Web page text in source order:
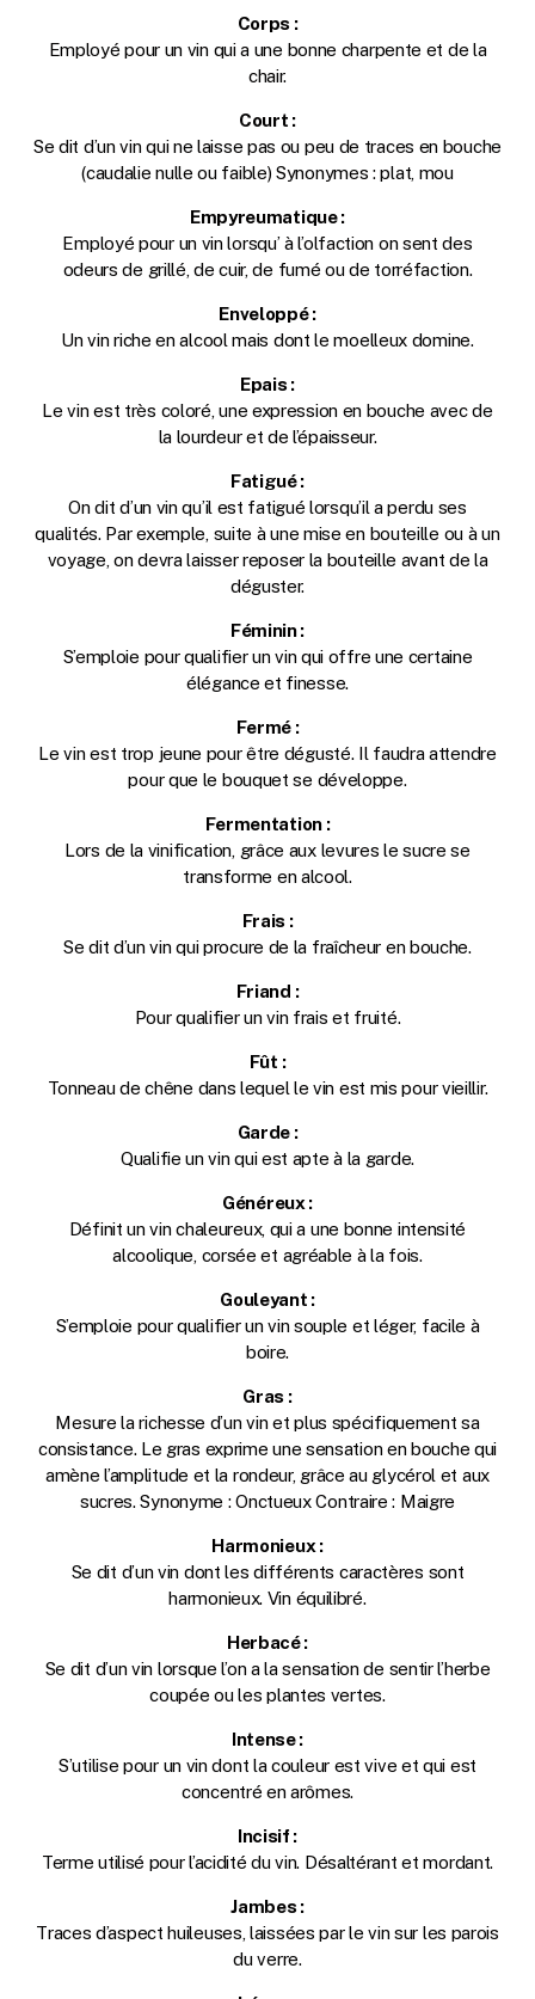
Corps :
Employé pour un vin qui a une bonne charpente et de la
chair.
Court :
Se dit d’un vin qui ne laisse pas ou peu de traces en bouche
(caudalie nulle ou faible) Synonymes : plat, mou
Empyreumatique :
Employé pour un vin lorsqu’ à l’olfaction on sent des
odeurs de grillé, de cuir, de fumé ou de torréfaction.
Enveloppé :
Un vin riche en alcool mais dont le moelleux domine.
Epais :
Le vin est très coloré, une expression en bouche avec de
la lourdeur et de l’épaisseur.
Fatigué :
On dit d’un vin qu’il est fatigué lorsqu’il a perdu ses
qualités. Par exemple, suite à une mise en bouteille ou à un
voyage, on devra laisser reposer la bouteille avant de la
déguster.
Féminin :
S’emploie pour qualifier un vin qui offre une certaine
élégance et finesse.
Fermé :
Le vin est trop jeune pour être dégusté. Il faudra attendre
pour que le bouquet se développe.
Fermentation :
Lors de la vinification, grâce aux levures le sucre se
transforme en alcool.
Frais :
Se dit d’un vin qui procure de la fraîcheur en bouche.
Friand :
Pour qualifier un vin frais et fruité.
Fût :
Tonneau de chêne dans lequel le vin est mis pour vieillir.
Garde :
Qualifie un vin qui est apte à la garde.
Généreux :
Définit un vin chaleureux, qui a une bonne intensité
alcoolique, corsée et agréable à la fois.
Gouleyant :
S’emploie pour qualifier un vin souple et léger, facile à
boire.
Gras :
Mesure la richesse d’un vin et plus spécifiquement sa
consistance. Le gras exprime une sensation en bouche qui
amène l’amplitude et la rondeur, grâce au glycérol et aux
sucres. Synonyme : Onctueux Contraire : Maigre
Harmonieux :
Se dit d’un vin dont les différents caractères sont
harmonieux. Vin équilibré.
Herbacé :
Se dit d’un vin lorsque l’on a la sensation de sentir l’herbe
coupée ou les plantes vertes.
Intense :
S’utilise pour un vin dont la couleur est vive et qui est
concentré en arômes.
Incisif :
Terme utilisé pour l’acidité du vin. Désaltérant et mordant.
Jambes :
Traces d’aspect huileuses, laissées par le vin sur les parois
du verre.